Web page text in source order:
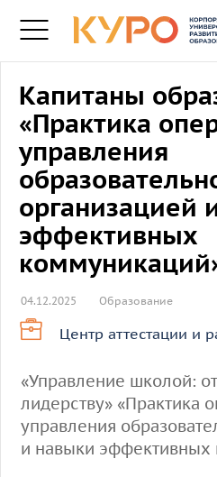
Капитаны
«Практика
управления
организацией
эффективных
04.12.2025 Образование
Центр аттестации и
«Управление школой:
лидерству» «Практика
управления
и навыки эффективных